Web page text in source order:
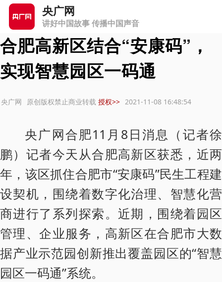
央广网
讲好中国故事 传播中国声音
首页>安徽频道>江淮风采
合肥高新区结合“安康码”，
实现智慧园区一码通
2021-11-08 16:48:54
广网 原创版权禁止商业转载 授权>>
央广网合肥11月8日消息（记者徐
鹏）记者今天从合肥高新区获悉，近两
年，该区抓住合肥市“安康码”民生工程建
设契机，围绕着数字化治理、智慧化营
商进行了系列探索。近期，围绕着园区
管理、企业服务，高新区在合肥市大数
据产业示范园创新推出覆盖园区的“智慧
园区一码通”系统。